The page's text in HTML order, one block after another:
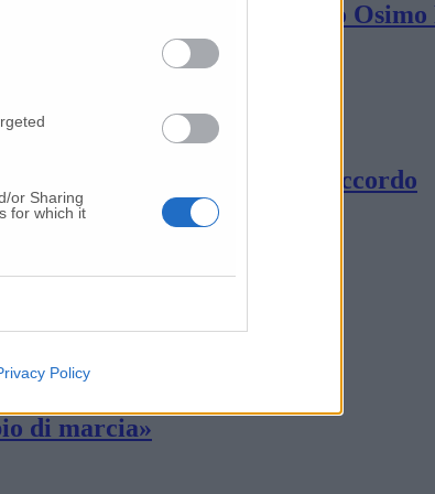
or Sharing
for which it
Policy
dialogo con M5S e Progetto
di voler indietro i locali»
e Regione a mettersi d’accordo
viabilità
incarico in Regione»
di marcia»